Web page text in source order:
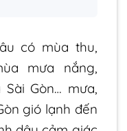
có mùa thu,
mưa nắng,
Gòn… mưa,
gió lạnh đến